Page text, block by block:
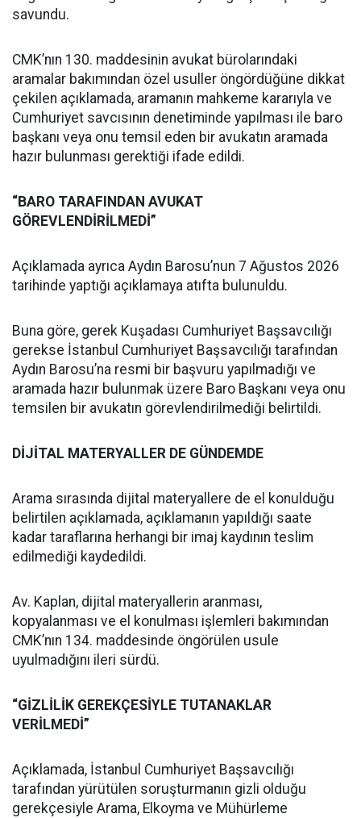
savundu.
CMK’nın 130. maddesinin avukat bürolarındaki
aramalar bakımından özel usuller öngördüğüne dikkat
çekilen açıklamada, aramanın mahkeme kararıyla ve
Cumhuriyet savcısının denetiminde yapılması ile baro
başkanı veya onu temsil eden bir avukatın aramada
hazır bulunması gerektiği ifade edildi.
“BARO TARAFINDAN AVUKAT
GÖREVLENDİRİLMEDİ”
Açıklamada ayrıca Aydın Barosu’nun 7 Ağustos 2026
tarihinde yaptığı açıklamaya atıfta bulunuldu.
Buna göre, gerek Kuşadası Cumhuriyet Başsavcılığı
gerekse İstanbul Cumhuriyet Başsavcılığı tarafından
Aydın Barosu’na resmi bir başvuru yapılmadığı ve
aramada hazır bulunmak üzere Baro Başkanı veya onu
temsilen bir avukatın görevlendirilmediği belirtildi.
DİJİTAL MATERYALLER DE GÜNDEMDE
Arama sırasında dijital materyallere de el konulduğu
belirtilen açıklamada, açıklamanın yapıldığı saate
kadar taraflarına herhangi bir imaj kaydının teslim
edilmediği kaydedildi.
Av. Kaplan, dijital materyallerin aranması,
kopyalanması ve el konulması işlemleri bakımından
CMK’nın 134. maddesinde öngörülen usule
uyulmadığını ileri sürdü.
“GİZLİLİK GEREKÇESİYLE TUTANAKLAR
VERİLMEDİ”
Açıklamada, İstanbul Cumhuriyet Başsavcılığı
tarafından yürütülen soruşturmanın gizli olduğu
gerekçesiyle Arama, Elkoyma ve Mühürleme